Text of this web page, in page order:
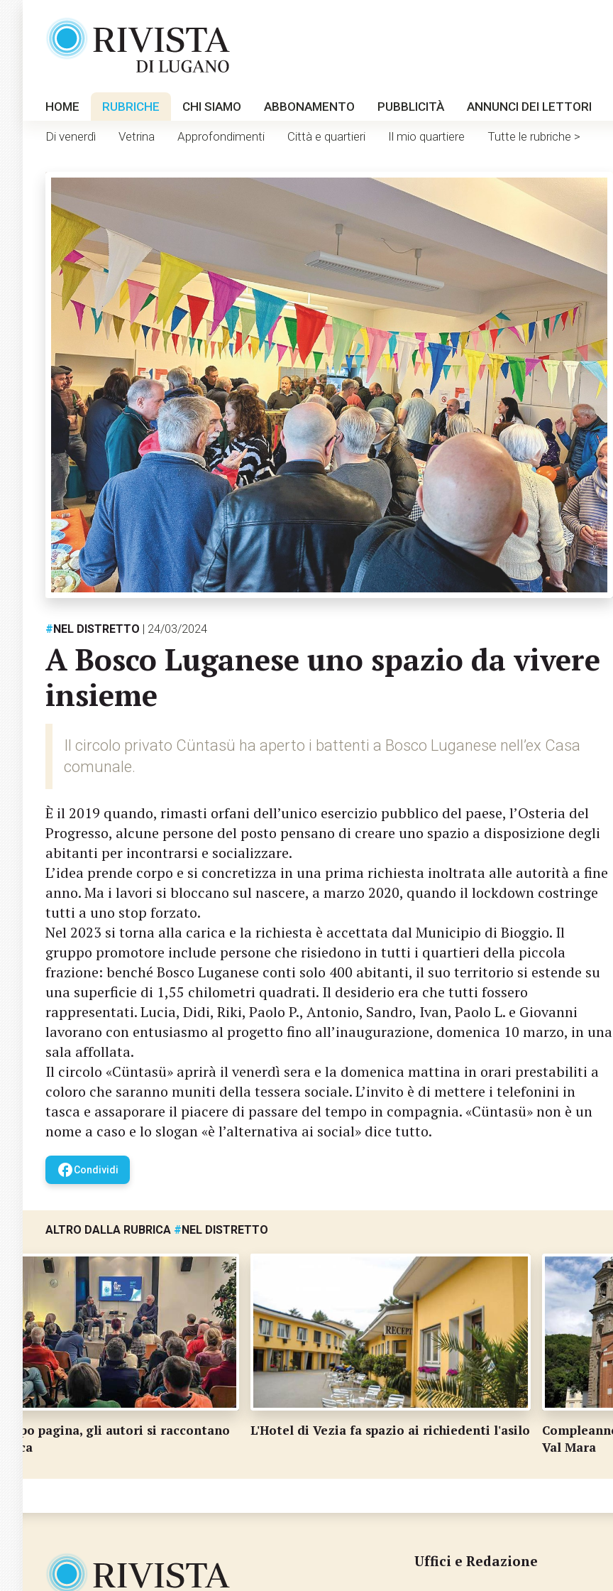
HOME RUBRICHE CHI SIAMO ABBONAMENTO PUBBLICITÀ ANNUNCI DEI LETTORI
Di venerdì Vetrina Approfondimenti Città e quartieri Il mio quartiere Tutte le rubriche >
#NEL DISTRETTO | 24/03/2024
A Bosco Luganese uno spazio da vivere
insieme
Il circolo privato Cüntasü ha aperto i battenti a Bosco Luganese nell’ex Casa
comunale.
È il 2019 quando, rimasti orfani dell’unico esercizio pubblico del paese, l’Osteria del
Progresso, alcune persone del posto pensano di creare uno spazio a disposizione degli
abitanti per incontrarsi e socializzare.
L’idea prende corpo e si concretizza in una prima richiesta inoltrata alle autorità a fine
anno. Ma i lavori si bloccano sul nascere, a marzo 2020, quando il lockdown costringe
tutti a uno stop forzato.
Nel 2023 si torna alla carica e la richiesta è accettata dal Municipio di Bioggio. Il
gruppo promotore include persone che risiedono in tutti i quartieri della piccola
frazione: benché Bosco Luganese conti solo 400 abitanti, il suo territorio si estende su
una superficie di 1,55 chilometri quadrati. Il desiderio era che tutti fossero
rappresentati. Lucia, Didi, Riki, Paolo P., Antonio, Sandro, Ivan, Paolo L. e Giovanni
lavorano con entusiasmo al progetto fino all’inaugurazione, domenica 10 marzo, in una
sala affollata.
Il circolo «Cüntasü» aprirà il venerdì sera e la domenica mattina in orari prestabiliti a
coloro che saranno muniti della tessera sociale. L’invito è di mettere i telefonini in
tasca e assaporare il piacere di passare del tempo in compagnia. «Cüntasü» non è un
nome a caso e lo slogan «è l’alternativa ai social» dice tutto.
facebookCondividi
ALTRO DALLA RUBRICA #NEL DISTRETTO
L'Hotel di Vezia fa spazio ai richiedenti l'asilo
Compleanno nei quartieri per il Comune di
Uffici e Redazione